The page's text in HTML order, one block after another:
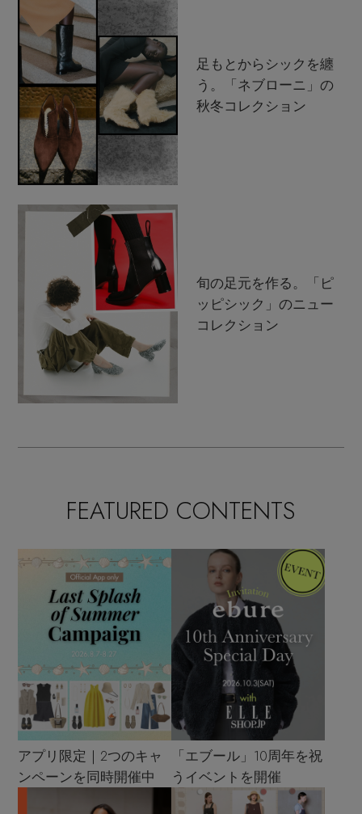
足もとからシックを纏
う。「ネブローニ」の
秋冬コレクション
旬の足元を作る。「ピ
ッピシック」のニュー
コレクション
FEATURED CONTENTS
アプリ限定｜2つのキャ
ンペーンを同時開催中
「エブール」10周年を祝
うイベントを開催